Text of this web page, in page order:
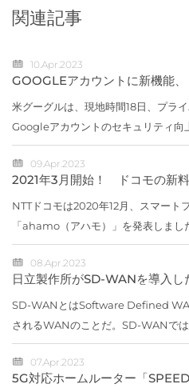
関連記事
10.Apr.2023
GOOGLEアカウントに新機能
米グーグルは、現地時間18日、プラ
Googleアカウントのセキュリティ向
「Quick Delete（クイック デリー
フォルダー）」新...
09.Apr.2023
2021年3月開始！ ドコモの新
NTTドコモは2020年12月、スマート
「ahamo（アハモ）」を発表しま
Webサイト（出典：ahamo）「ス
る中に登場したahamoとは、どの...
08.Apr.2023
日立製作所がSD-WANを導入
SD-WANとはSoftware Defined
されるWANのことだ。SD-WANで
ターを設置し、専用線やISDN、イン
に仮想的なネットワークを...
07.Apr.2023
5G対応ホームルーター「